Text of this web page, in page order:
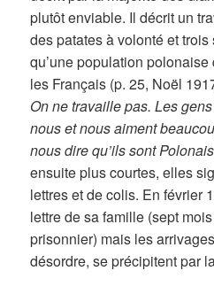
plutôt enviable. Il décrit un
des patates à volonté et
qu’une population
les Français (p. 25, Noël
On ne travaille pas. Les
nous et nous aiment
nous dire qu’ils sont
ensuite plus courtes, elles
lettres et de colis. En février
lettre de sa famille (sept
prisonnier) mais les
désordre, se précipitent par